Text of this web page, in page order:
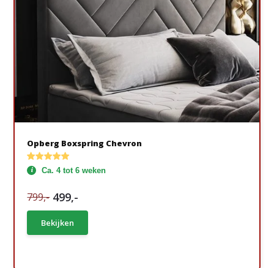
Opberg Boxspring Chevron
Ca. 4 tot 6 weken
799,- 499,-
Bekijken